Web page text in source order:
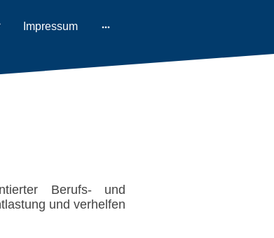
Impressum
Berufs- und
und verhelfen